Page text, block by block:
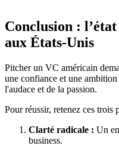
Conclusion :
aux États-Unis
Pitcher un VC américain
une confiance et une ambition
l'audace et de la passion.
Pour réussir, retenez ces trois
Clarté radicale : Un
business.